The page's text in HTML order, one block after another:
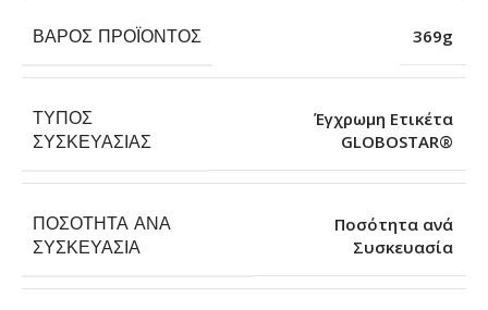
ΒΆΡΟΣ ΠΡΟΪΌΝΤΟΣ 369g
ΤΎΠΟΣ
ΣΥΣΚΕΥΑΣΊΑΣ
Έγχρωμη Ετικέτα
GLOBOSTAR®
ΠΟΣΌΤΗΤΑ ΑΝΆ
ΣΥΣΚΕΥΑΣΊΑ
Ποσότητα ανά
Συσκευασία